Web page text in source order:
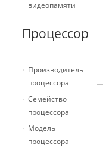
видеопамяти
Процессор
Производитель
процессора
Семейство
процессора
Модель
процессора